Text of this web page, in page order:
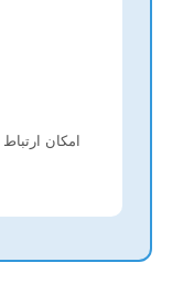
امکان ارتباط